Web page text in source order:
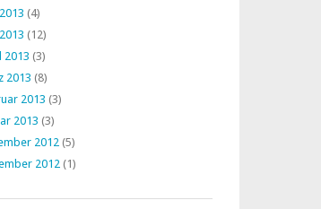
(4)
(12)
2013 (3)
2013 (8)
2013 (3)
2013 (3)
2012 (5)
2012 (1)